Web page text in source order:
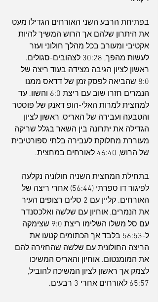
בפתיחת הרבע השני האורחים הגדילו מעט
את היתרון שלהם אך הרוש המשיך להיות
אקטיבי ומעורב בכל מהלך חולוני ועזר
לעשות מהפך, 30:28 לצהובים-סגולים.
ראשון לציון הגיבה מצידה בעוד ריצה של
8:0 שהביאה לפסק זמן של דדאס ממנו
הנמרים חזרו שוב עם ריצת 6:0 והשוו. עד
למחצית למרות האלי-הופ דאנק של פוסטר
והטבעה ועבירה של האריס, ראשון לציון
הגדילה את יתרונה בין השאר בגלל שריקה
מעוררת מחלוקת לעבירה בלתי ספורטיבית
של הרוש, 46:40 לאורחים במחצית.
בתחילת המחצית השניה חולוניה נקלעה
לפיגור דו ספרתי (56:44) אחרי ריצה של
האורחים. קליין עם 2 סלים רצופים העיר
את הנמרים, אוחיון עם שלשה ואלכסנדר
עם סל משלו השלימו ריצת 9:0 שצימקה
ל-56:53 בלבד אך הכתומים קטעו את
הריצה החולונית עם שלשה שהחזירה להם
את המומנטום. אוחיון והאריס המשיכו
לצמק אך ראשון לציון המשיכה להוביל,
65:57 לאורחים אחרי 3 רבעים.